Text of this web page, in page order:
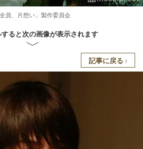
員、片想い」製作委員会
ると次の画像が表示されます
記事に戻る